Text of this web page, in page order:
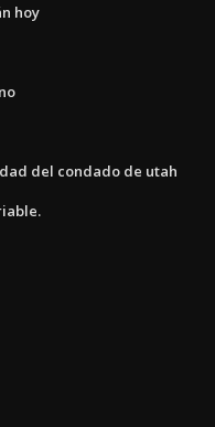
hoy
del condado de utah